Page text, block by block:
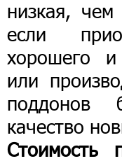
низкая,
если
хорошего
или
качество
Стоимость